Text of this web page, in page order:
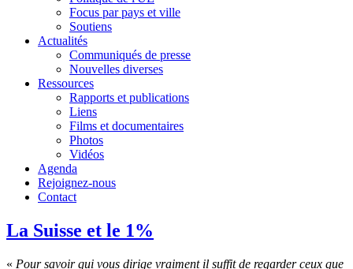
Focus par pays et ville
Soutiens
Actualités
Communiqués de presse
Nouvelles diverses
Ressources
Rapports et publications
Liens
Films et documentaires
Photos
Vidéos
Agenda
Rejoignez-nous
Contact
La Suisse et le 1%
« Pour savoir qui vous dirige vraiment il suffit de regarder ceux que